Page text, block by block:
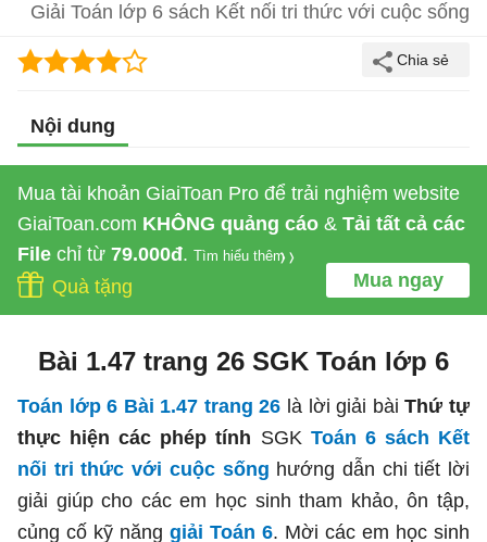
Giải Toán lớp 6 sách Kết nối tri thức với cuộc sống
Nội dung
Mua tài khoản GiaiToan Pro để trải nghiệm website
GiaiToan.com KHÔNG quảng cáo & Tải tất cả các
File chỉ từ 79.000đ. Tìm hiểu thêm
Mua ngay
Quà tặng
Bài 1.47 trang 26 SGK Toán lớp 6
Toán lớp 6 Bài 1.47 trang 26 là lời giải bàiThứ tự
thực hiện các phép tính SGKToán 6 sách Kết
nối tri thức với cuộc sống hướng dẫn chi tiết lời
giải giúp cho các em học sinh tham khảo, ôn tập,
củng cố kỹ năng giải Toán 6. Mời các em học sinh